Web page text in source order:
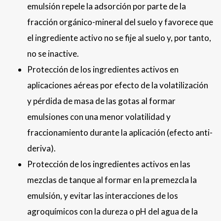
emulsión repele la adsorción por parte de la
fracción orgánico-mineral del suelo y favorece que
el ingrediente activo no se fije al suelo y, por tanto,
no se inactive.
Protección de los ingredientes activos en
aplicaciones aéreas por efecto de la volatilización
y pérdida de masa de las gotas al formar
emulsiones con una menor volatilidad y
fraccionamiento durante la aplicación (efecto anti-
deriva).
Protección de los ingredientes activos en las
mezclas de tanque al formar en la premezcla la
emulsión, y evitar las interacciones de los
agroquímicos con la dureza o pH del agua de la